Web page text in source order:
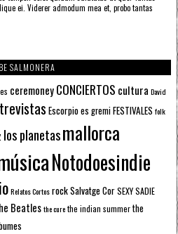
ei. Viderer admodum mea et, probo tantas
SALMONERA
ceremoneyCONCIERTOS cultura David
Escorpioes gremiFESTIVALES folk
los planetasmallorca
Notodoesindie
Relatos CortosrockSalvatge CorSEXY SADIE
Beatlesthe curethe indian summerthe